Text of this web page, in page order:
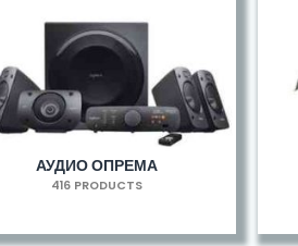
АУДИО ОПРЕМА
416 PRODUCTS